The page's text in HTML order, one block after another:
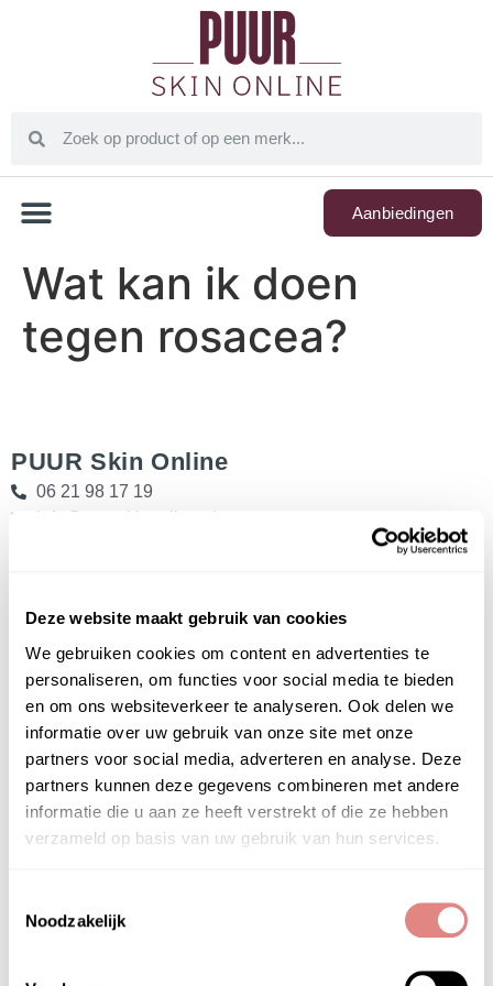
Deze website maakt gebruik van cookies
We gebruiken cookies om content en advertenties te
personaliseren, om functies voor social media te bieden
en om ons websiteverkeer te analyseren. Ook delen we
informatie over uw gebruik van onze site met onze
partners voor social media, adverteren en analyse. Deze
partners kunnen deze gegevens combineren met andere
informatie die u aan ze heeft verstrekt of die ze hebben
verzameld op basis van uw gebruik van hun services.
Noodzakelijk
Aanbiedingen
Wat kan ik doen
tegen rosacea?
PUUR Skin Online
06 21 98 17 19
info@puurskinonline.nl
Gratis huidadvies
Contact
Privacyverklaring
Algemene Voorwaarden
Veelgestelde vragen (FAQ)
Het PUUR Skin Online is onderdeel vanPUUR
Huidinstituut &PUUR Natural Skin
Huidproblemen
Droge huid